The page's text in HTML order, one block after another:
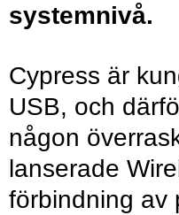
systemnivå.
Cypress är
USB, och
någon
lanserade
förbindning av